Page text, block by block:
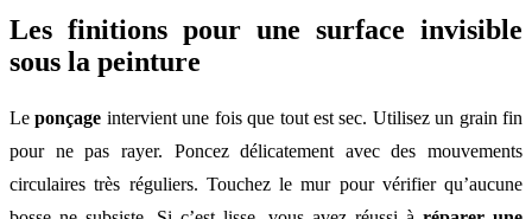
Les finitions pour une surface invisible
sous la peinture
Leponçage intervient une fois que tout est sec. Utilisez un grain fin
pour ne pas rayer. Poncez délicatement avec des mouvements
circulaires très réguliers. Touchez le mur pour vérifier qu’aucune